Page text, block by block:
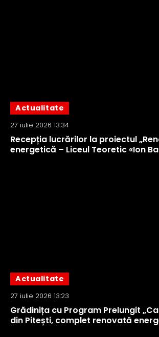
Actualitate
27 iulie 2026 13:34
Recepția lucrărilor la proiectul
energetică – Liceul Teoretic «Ion
Actualitate
27 iulie 2026 13:23
Grădinița cu Program Prelungit
din Pitești, complet renovată